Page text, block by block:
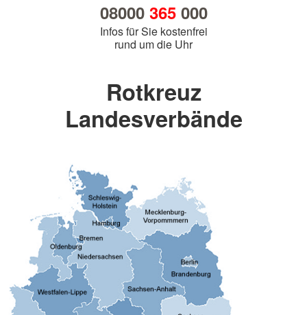
08000 365000
Infos für Sie kostenfrei
rund um die Uhr
Rotkreuz
Landesverbände